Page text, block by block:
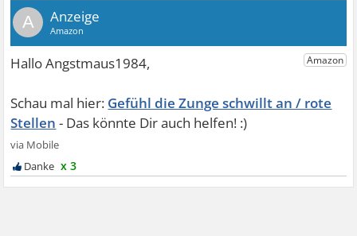
A
Gefühl die Zunge schwillt an / rote
Stellen
x 3